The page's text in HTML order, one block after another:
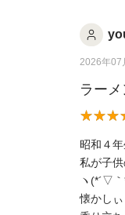
2026年07
ラー
昭和４
私が子
ヽ(*´▽
懐かし